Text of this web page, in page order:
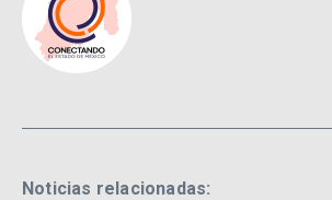
Noticias relacionadas: